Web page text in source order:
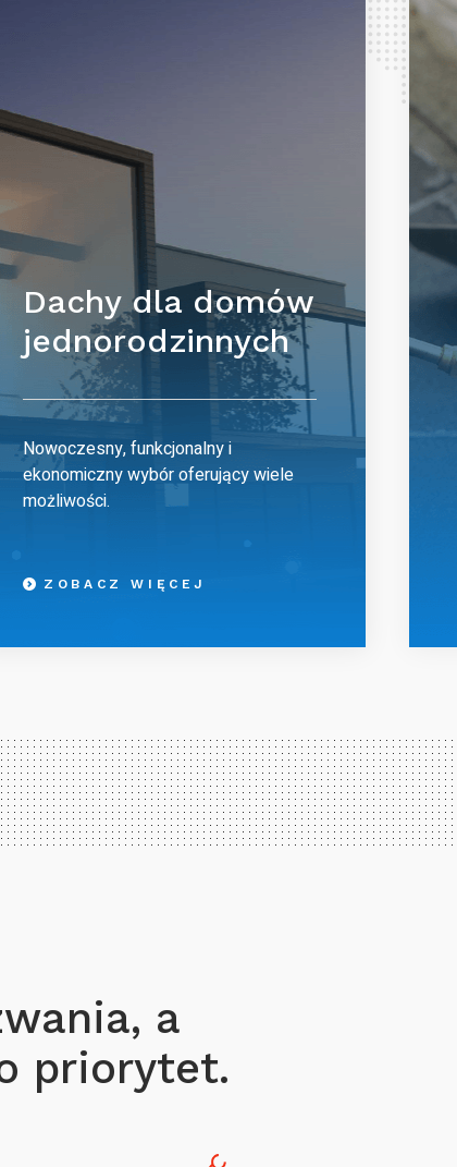
Dachy dla domów
jednorodzinnych
Nowoczesny, funkcjonalny i
ekonomiczny wybór oferujący wiele
możliwości.
ZOBACZ WIĘCEJ
a
priorytet.